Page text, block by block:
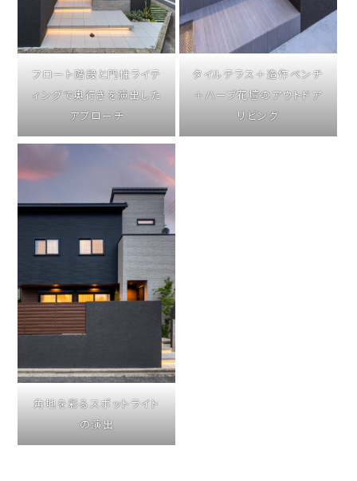
フロート階段と門柱ライテ
ィングで奥行きを演出した
アプローチ
タイルテラス＋造作ベンチ
＋ハーブ花壇のアウトドア
リビング
角地を彩るスポットライト
の演出